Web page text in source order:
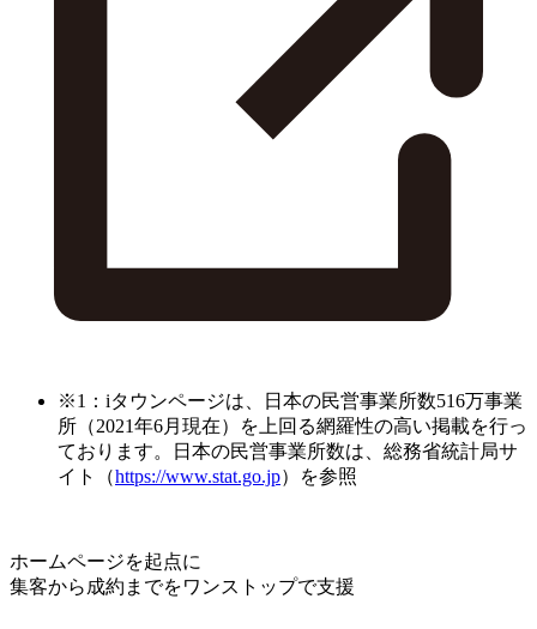
※1：iタウンページは、日本の民営事業所数516万事業
所（2021年6月現在）を上回る網羅性の高い掲載を行っ
ております。日本の民営事業所数は、総務省統計局サ
イト（https://www.stat.go.jp）を参照
ホームページを起点に
集客から成約までをワンストップで支援